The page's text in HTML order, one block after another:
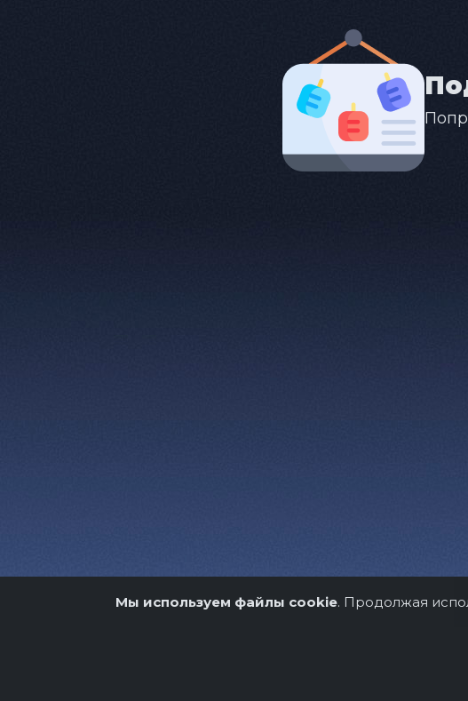
Мы используем файлы cookie. Продолжая